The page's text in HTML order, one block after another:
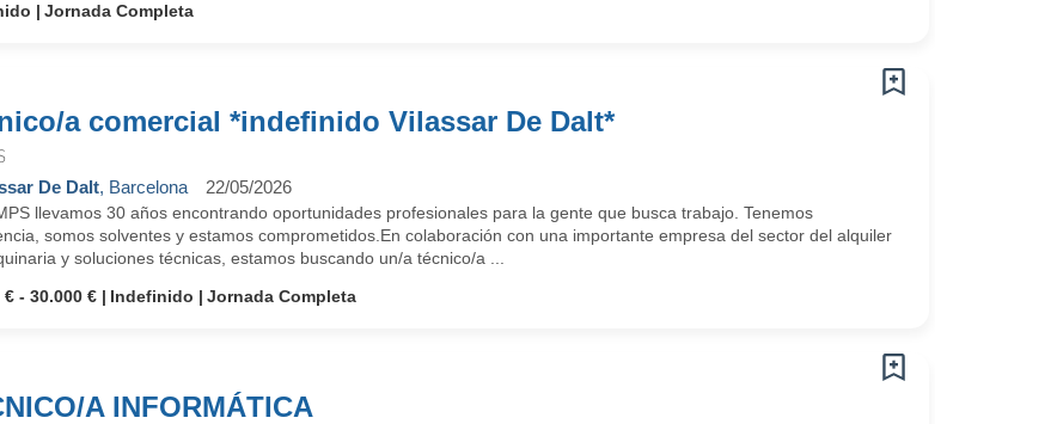
Jornada Completa
a comercial *indefinido Vilassar De Dalt*
De Dalt, Barcelona 22/05/2026
llevamos 30 años encontrando oportunidades profesionales para la gente que busca trabajo. Tenemos
somos solventes y estamos comprometidos.En colaboración con una importante empresa del sector del alquiler
y soluciones técnicas, estamos buscando un/a técnico/a ...
€ - 30.000 €
Indefinido Jornada Completa
A INFORMÁTICA